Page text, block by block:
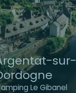
sur-
Le Gibanel